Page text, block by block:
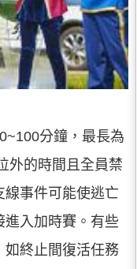
分鐘，最長為
外的時間且全員禁
線事件可能使逃亡
進入加時賽。有些
如終止間復活任務